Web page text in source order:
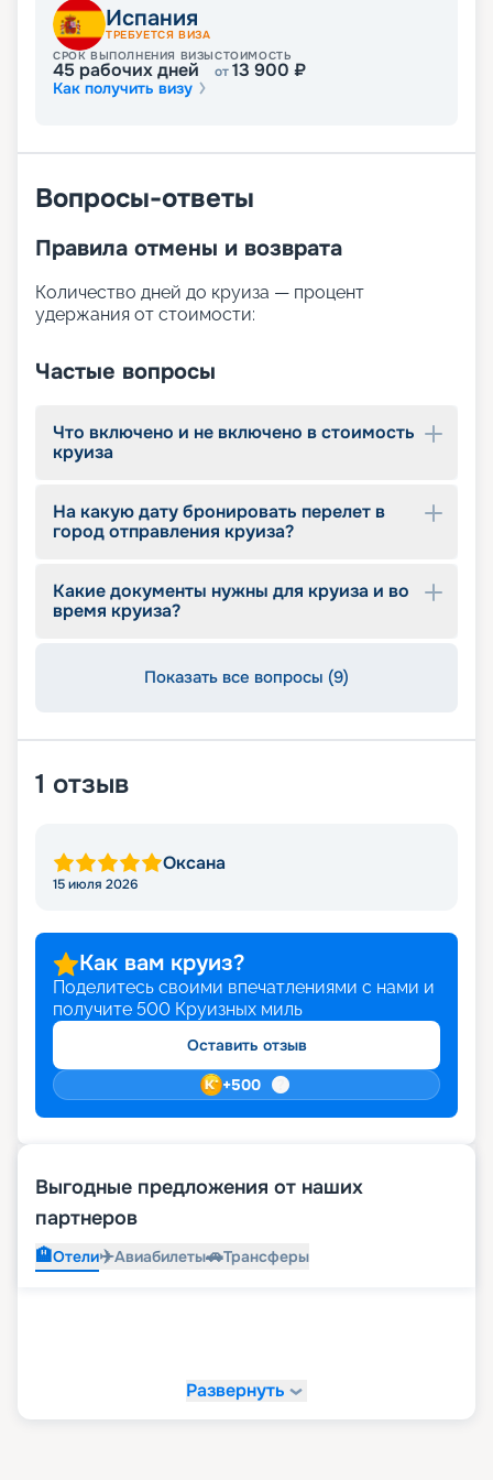
отзывы и фото, изучайте схемы, характеристики
и планы палуб, описание, расписание
маршрутов, а также выбирайте, узнавайте цену
и покупайте путевку в тур. При необходимости
вы можете обратиться к менеджерам, которые
бронирования, можете прилично сэкономить.
Рекомендуем оформлять путевку в круиз вашей
комфортом во время вашего замечательного
Испания
ТРЕБУЕТСЯ ВИЗА
СРОК ВЫПОЛНЕНИЯ ВИЗЫ
45 рабочих дней
СТОИМОСТЬ
от13 900 ₽
Как получить визу
Вопросы-ответы
Правила отмены и возврата
Количество дней до круиза — процент
удержания от стоимости:
Частые вопросы
Что включено и не включено в стоимость
круиза
На какую дату бронировать перелет в
город отправления круиза?
Какие документы нужны для круиза и во
время круиза?
Показать все вопросы (9)
1 отзыв
Оксана
15 июля 2026
Как вам круиз?
Поделитесь своими впечатлениями с нами и
получите 500 Круизных миль
Оставить отзыв
+500
Выгодные предложения от наших
партнеров
🏨Отели✈️Авиабилеты🚗Трансферы
Развернуть